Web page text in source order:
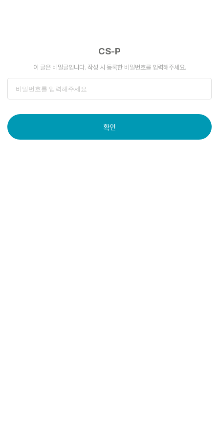
CS-P
이 글은 비밀글입니다. 작성 시 등록한 비밀번호를 입력해주세요.
확인